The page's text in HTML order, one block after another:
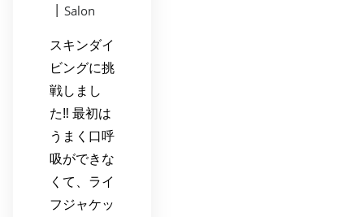
| Salon
スキンダイ
ビングに挑
戦しまし
た‼️ 最初は
うまく口呼
吸ができな
くて、ライ
フジャケッ